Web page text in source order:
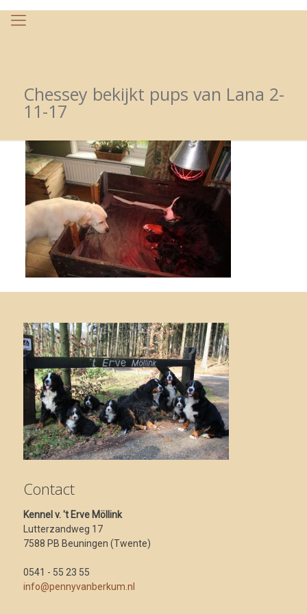
Chessey bekijkt pups van Lana 2-
11-17
Contact
Kennel v. 't Erve Möllink
Lutterzandweg 17
7588 PB Beuningen (Twente)
0541 - 55 23 55
info@pennyvanberkum.nl